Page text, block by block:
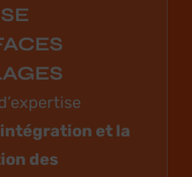
intégration et la
des